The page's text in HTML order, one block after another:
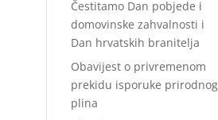
Čestitamo Dan pobjede i
domovinske zahvalnosti i
Dan hrvatskih branitelja
Obavijest o privremenom
prekidu isporuke prirodnog
plina